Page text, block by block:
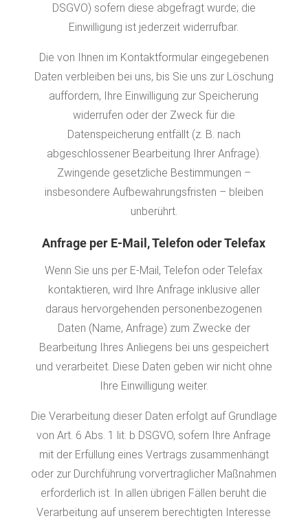
DSGVO) sofern diese abgefragt wurde; die
Einwilligung ist jederzeit widerrufbar.
Die von Ihnen im Kontaktformular eingegebenen
Daten verbleiben bei uns, bis Sie uns zur Löschung
auffordern, Ihre Einwilligung zur Speicherung
widerrufen oder der Zweck für die
Datenspeicherung entfällt (z. B. nach
abgeschlossener Bearbeitung Ihrer Anfrage).
Zwingende gesetzliche Bestimmungen –
insbesondere Aufbewahrungsfristen – bleiben
unberührt.
Anfrage per E-Mail, Telefon oder Telefax
Wenn Sie uns per E-Mail, Telefon oder Telefax
kontaktieren, wird Ihre Anfrage inklusive aller
daraus hervorgehenden personenbezogenen
Daten (Name, Anfrage) zum Zwecke der
Bearbeitung Ihres Anliegens bei uns gespeichert
und verarbeitet. Diese Daten geben wir nicht ohne
Ihre Einwilligung weiter.
Die Verarbeitung dieser Daten erfolgt auf Grundlage
von Art. 6 Abs. 1 lit. b DSGVO, sofern Ihre Anfrage
mit der Erfüllung eines Vertrags zusammenhängt
oder zur Durchführung vorvertraglicher Maßnahmen
erforderlich ist. In allen übrigen Fällen beruht die
Verarbeitung auf unserem berechtigten Interesse